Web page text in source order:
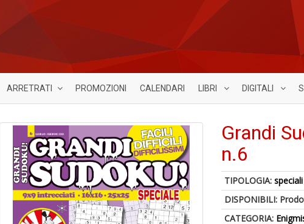
ARRETRATI PROMOZIONI CALENDARI LIBRI DIGITALI
Grandi
n.6
TIPOLOGIA:speciali
DISPONIBILI:
CATEGORIA: